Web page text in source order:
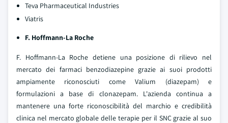
Teva Pharmaceutical Industries
Viatris
F. Hoffmann-La Roche
F. Hoffmann-La Roche detiene una posizione di rilievo nel
mercato dei farmaci benzodiazepine grazie ai suoi prodotti
ampiamente riconosciuti come Valium (diazepam) e
formulazioni a base di clonazepam. L'azienda continua a
mantenere una forte riconoscibilità del marchio e credibilità
clinica nel mercato globale delle terapie per il SNC grazie al suo